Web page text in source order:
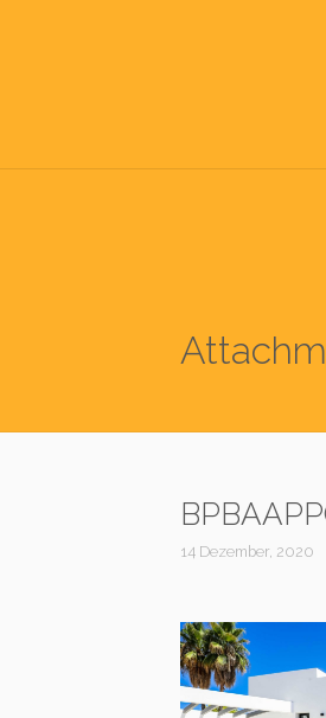
14 Dezember, 2020